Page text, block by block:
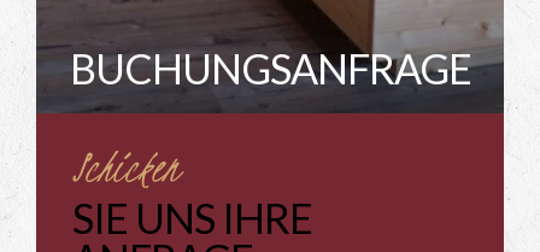
BUCHUNGSANFRAGE
Schicken
SIE UNS IHRE